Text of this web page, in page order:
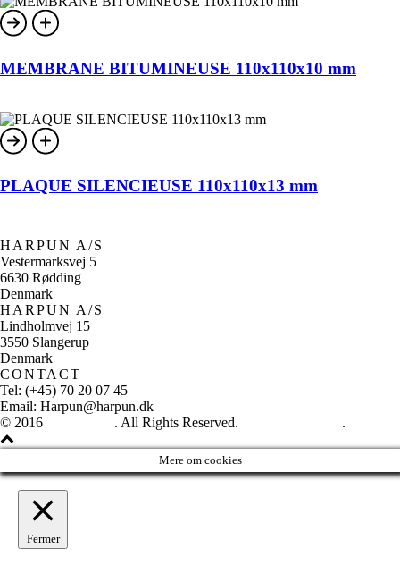
MEMBRANE BITUMINEUSE 110x110x10 mm
PLAQUE SILENCIEUSE 110x110x13 mm
HARPUN A/S
Vestermarksvej 5
6630 Rødding
Denmark
HARPUN A/S
Lindholmvej 15
3550 Slangerup
Denmark
CONTACT
Tel: (+45) 70 20 07 45
Email: Harpun@harpun.dk
© 2016
. All Rights Reserved. .
Mere om cookies
Fermer